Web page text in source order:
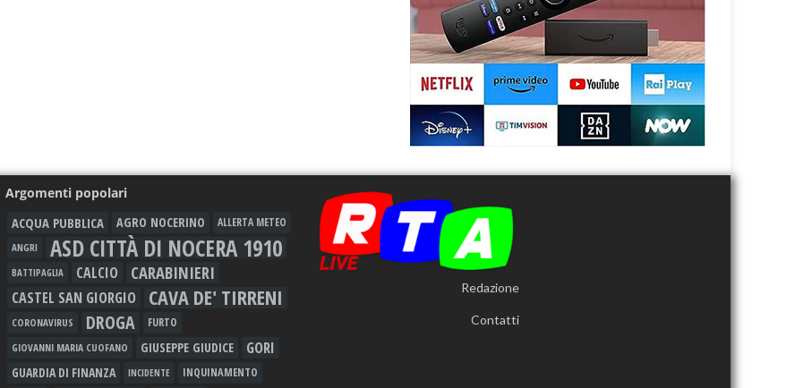
Argomenti popolari
ACQUA PUBBLICA AGRO NOCERINO
ALLERTA METEO
ANGRI
ASD CITTÀ DI NOCERA 1910
BATTIPAGLIA CALCIO CARABINIERI
CASTEL SAN GIORGIO CAVA DE' TIRRENI
CORONAVIRUS DROGA FURTO
GIOVANNI MARIA CUOFANO GIUSEPPE GIUDICE GORI
GUARDIA DI FINANZA INCIDENTE INQUINAMENTO
Redazione
Contatti